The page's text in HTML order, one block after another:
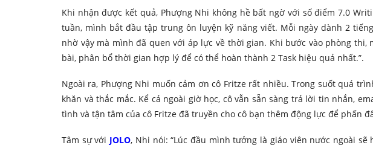
Khi nhận được kết quả, Phượng Nhi không hề bất ngờ với số điểm 7.0
tuần, mình bắt đầu tập trung ôn luyện kỹ năng viết. Mỗi ngày dành 2
nhờ vậy mà mình đã quen với áp lực về thời gian. Khi bước vào phòng
bài, phân bổ thời gian hợp lý để có thể hoàn thành 2 Task hiệu quả nhất.”.
Ngoài ra, Phượng Nhi muốn cảm ơn cô Fritze rất nhiều. Trong suốt quá
khăn và thắc mắc. Kể cả ngoài giờ học, cô vẫn sẵn sàng trả lời tin nhắn,
tình và tận tâm của cô Fritze đã truyền cho cô bạn thêm động lực để phấn
Tâm sự với JOLO, Nhi nói: “Lúc đầu mình tưởng là giáo viên nước ngoài